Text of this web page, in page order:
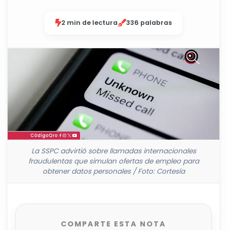
2 min de lectura 336 palabras
La SSPC advirtió sobre llamadas internacionales
fraudulentas que simulan ofertas de empleo para
obtener datos personales / Foto: Cortesía
COMPARTE ESTA NOTA